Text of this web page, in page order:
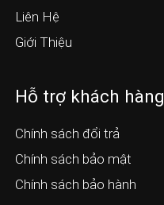
Liên Hệ
Giới Thiệu
Hỗ trợ khách hàng
Chính sách đổi trả
Chính sách bảo mật
Chính sách bảo hành